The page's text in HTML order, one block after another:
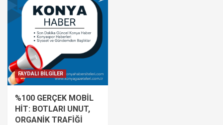
FAYDALI BİLGİLER
%100 GERÇEK MOBİL
HİT: BOTLARI UNUT,
ORGANİK TRAFİĞİ